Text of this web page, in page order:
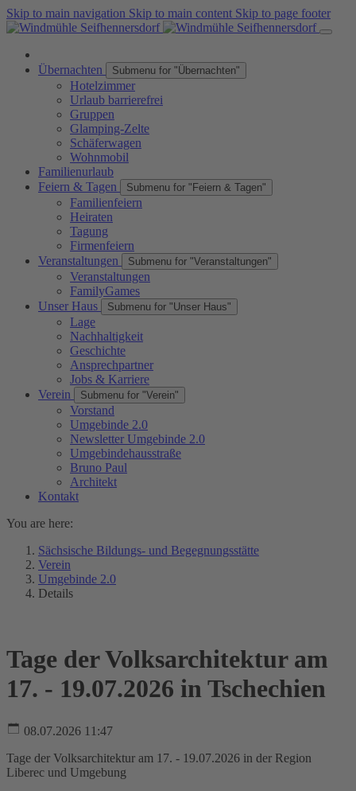
Skip to main navigation Skip to main content Skip to page footer
Übernachten Submenu for "Übernachten"
Hotelzimmer
Urlaub barrierefrei
Gruppen
Glamping-Zelte
Schäferwagen
Wohnmobil
Familienurlaub
Feiern & Tagen
Submenu for "Feiern & Tagen"
Familienfeiern
Heiraten
Tagung
Firmenfeiern
Veranstaltungen
Submenu for "Veranstaltungen"
Veranstaltungen
FamilyGames
Unser Haus
Submenu for "Unser Haus"
Lage
Nachhaltigkeit
Geschichte
Ansprechpartner
Jobs & Karriere
Verein
Submenu for "Verein"
Vorstand
Umgebinde 2.0
Newsletter Umgebinde 2.0
Umgebindehausstraße
Bruno Paul
Architekt
Kontakt
You are here:
Sächsische Bildungs- und Begegnungsstätte
Verein
Umgebinde 2.0
Details
Tage der Volksarchitektur am
17. - 19.07.2026 in Tschechien
08.07.2026 11:47
Tage der Volksarchitektur am 17. - 19.07.2026 in der Region
Liberec und Umgebung